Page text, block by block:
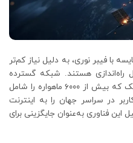
با فیبر نوری، به دلیل نیاز کم‌تر
راه‌اندازی هستند. شبکه گسترده
ماهواره‌های مدار پایین (LEO) استارلینک که بیش از ۶۰۰۰ ماهواره را شامل
از ۴ میلیون کاربر در سراسر جهان را به اینترنت
فناوری به‌عنوان جایگزینی برای